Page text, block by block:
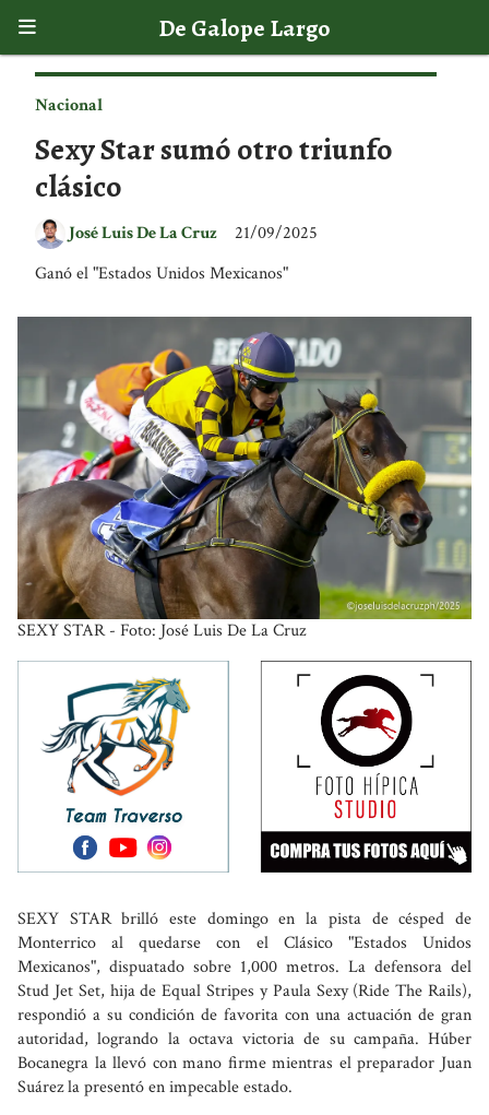
De Galope Largo
Sexy Star sumó otro triunfo
clásico
Ganó el "Estados Unidos Mexicanos"
Nacional
21/09/2025
José Luis De La Cruz
SEXY STAR - Foto: José Luis De La Cruz
SEXY STAR brilló este domingo en la pista de césped de
Monterrico al quedarse con el Clásico "Estados Unidos
Mexicanos", dispuatado sobre 1,000 metros. La defensora del
Stud Jet Set, hija de Equal Stripes y Paula Sexy (Ride The Rails),
respondió a su condición de favorita con una actuación de gran
autoridad, logrando la octava victoria de su campaña. Húber
Bocanegra la llevó con mano firme mientras el preparador Juan
Suárez la presentó en impecable estado.